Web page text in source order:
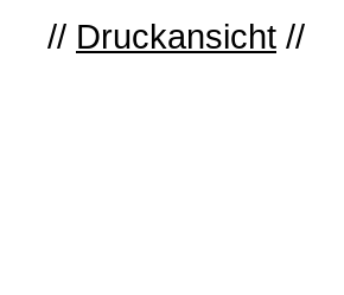
// Druckansicht //